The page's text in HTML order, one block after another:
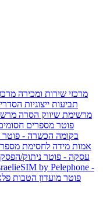
מרכזי שירות ומכירה
תביעות ייצוגיות
מרשימת שיווק הסרה
פוטר מספרים
בקומה הכשרה - פוטר
אמות מידה לחסימת
עסקה - פוטר ניתוק/
by Pelephone -
פוטר מועדון הטבות